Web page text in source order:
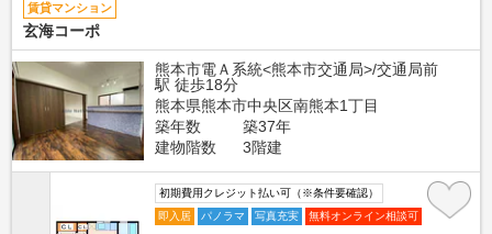
賃貸マンション
玄海コーポ
熊本市電Ａ系統<熊本市交通局>/交通局前
駅 徒歩18分
熊本県熊本市中央区南熊本1丁目
築年数
築37年
建物階数
3階建
初期費用クレジット払い可（※条件要確認）
即入居
パノラマ 写真充実 無料オンライン相談可